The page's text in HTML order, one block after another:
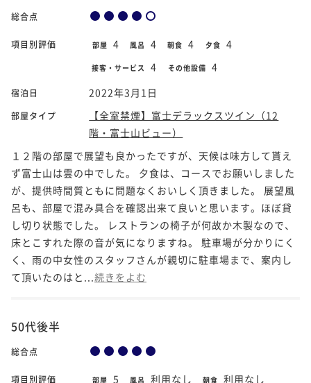
総合点
項目別評価 部屋 4 風呂 4 朝食 4 夕食 4
接客・サービス 4 その他設備 4
宿泊日 2022年3月1日
部屋タイプ
【全室禁煙】富士デラックスツイン（12
階・富士山ビュー）
１２階の部屋で展望も良かったですが、天候は味方して貰え
ず富士山は雲の中でした。 夕食は、コースでお願いしました
が、提供時間質ともに問題なくおいしく頂きました。 展望風
呂も、部屋で混み具合を確認出来て良いと思います。ほぼ貸
し切り状態でした。 レストランの椅子が何故か木製なので、
床とこすれた際の音が気になりますね。 駐車場が分かりにく
く、雨の中女性のスタッフさんが親切に駐車場まで、案内し
て頂いたのはと... 続きをよむ
50代後半
総合点
項目別評価 部屋 5 風呂 利用なし 朝食 利用なし